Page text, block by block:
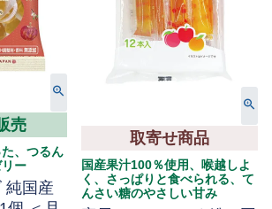
売
、つるん
ー
純国産
取寄せ商品
国産果汁100％使用、喉越しよ
く、さっぱりと食べられる、て
んさい糖のやさしい甘み